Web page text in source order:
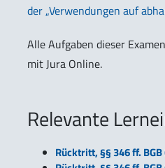
der „Verwendungen auf
Alle Aufgaben dieser
mit Jura Online.
Relevante
Rücktritt, §§ 346 ff.